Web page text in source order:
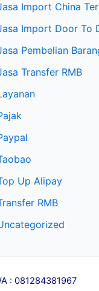
Import China
Import Door To
Pembelian
Transfer RMB
Up Alipay
RMB
: 081284381967